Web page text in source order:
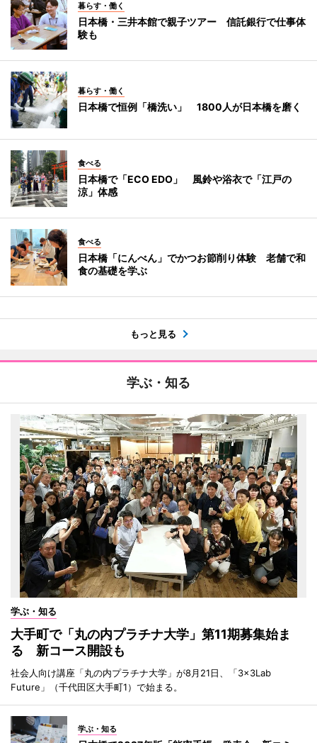
暮らす・働く
日本橋・三井本館で親子ツアー 信託銀行で仕事体
験も
暮らす・働く
日本橋で恒例「橋洗い」 1800人が日本橋を磨く
食べる
日本橋で「ECO EDO」 風鈴や浴衣で「江戸の
涼」体感
食べる
日本橋「にんべん」でかつお節削り体験 老舗で和
食の基礎を学ぶ
もっと見る
学ぶ・知る
学ぶ・知る
大手町で「丸の内プラチナ大学」第11期募集始ま
る 新コース開設も
社会人向け講座「丸の内プラチナ大学」が8月21日、「3×3Lab
Future」（千代田区大手町1）で始まる。
学ぶ・知る